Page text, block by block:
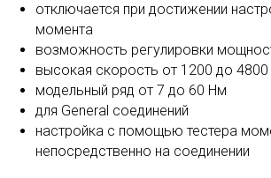
отключается при достижении
момента
возможность регулировки
высокая скорость от 1200 до
модельный ряд от 7 до 60 Нм
для General соединений
настройка с помощью тестера
непосредственно на соединении